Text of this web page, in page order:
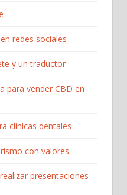
redes sociales
y un traductor
para vender CBD en
clínicas dentales
con valores
presentaciones